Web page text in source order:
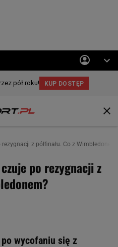
z półfinału. Co z
po rezygnacji z
po wycofaniu się z